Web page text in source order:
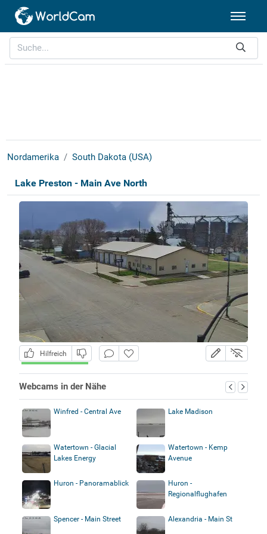
Nordamerika South Dakota (USA)
Lake Preston - Main Ave North
Hilfreich
Webcams in der Nähe
Winfred - Central Ave Lake Madison
Watertown - Glacial
Lakes Energy
Watertown - Kemp
Avenue
Huron - Panoramablick
Huron -
Regionalflughafen
Spencer - Main Street Alexandria - Main St